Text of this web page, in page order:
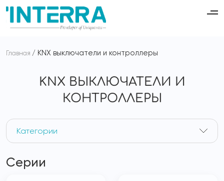
Главная KNX выключатели и контроллеры
KNX ВЫКЛЮЧАТЕЛИ И
КОНТРОЛЛЕРЫ
Категории
Серии